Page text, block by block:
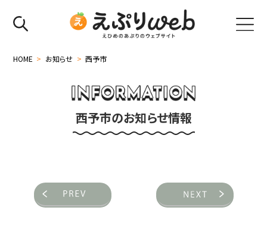
HOME > お知らせ >西予市
西予市のお知らせ情報